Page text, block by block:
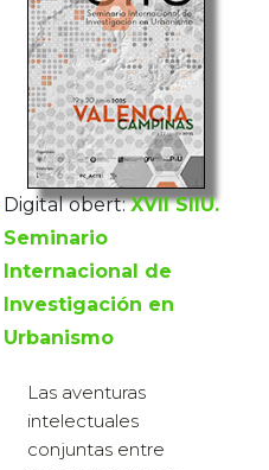
Digital obert: XVII SIIU.
Seminario
Internacional de
Investigación en
Urbanismo
Las aventuras
intelectuales
conjuntas entre